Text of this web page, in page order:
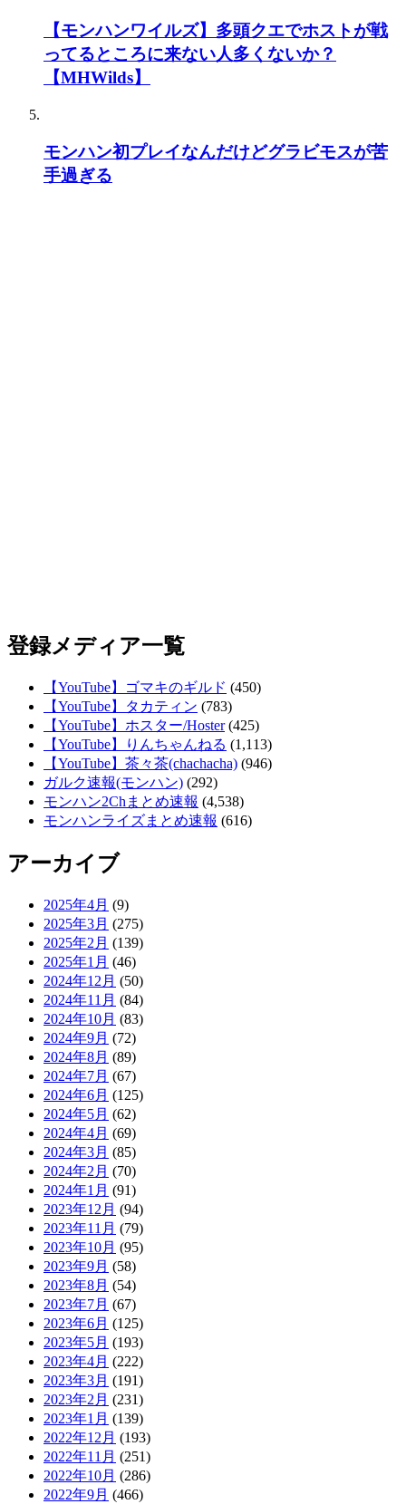
【モンハンワイルズ】多頭クエでホストが戦
ってるところに来ない人多くないか？
【MHWilds】
モンハン初プレイなんだけどグラビモスが苦
手過ぎる
登録メディア一覧
【YouTube】ゴマキのギルド (450)
【YouTube】タカティン (783)
【YouTube】ホスター/Hoster(425)
【YouTube】りんちゃんねる (1,113)
【YouTube】茶々茶(chachacha) (946)
ガルク速報(モンハン) (292)
モンハン2Chまとめ速報 (4,538)
モンハンライズまとめ速報 (616)
アーカイブ
2025年4月 (9)
2025年3月 (275)
2025年2月 (139)
2025年1月 (46)
2024年12月 (50)
2024年11月 (84)
2024年10月 (83)
2024年9月 (72)
2024年8月 (89)
2024年7月 (67)
2024年6月 (125)
2024年5月 (62)
2024年4月 (69)
2024年3月 (85)
2024年2月 (70)
2024年1月 (91)
2023年12月 (94)
2023年11月 (79)
2023年10月 (95)
2023年9月 (58)
2023年8月 (54)
2023年7月 (67)
2023年6月 (125)
2023年5月 (193)
2023年4月 (222)
2023年3月 (191)
2023年2月 (231)
2023年1月 (139)
2022年12月 (193)
2022年11月 (251)
2022年10月 (286)
2022年9月 (466)